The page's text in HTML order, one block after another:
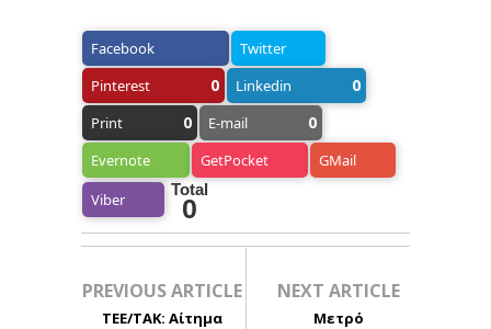
Facebook
Twitter
Pinterest
0 Linkedin 0
Print 0 E-mail 0
Evernote GetPocket GMail
Viber
Total
0
PREVIOUS ARTICLE
ΤΕΕ/ΤΑΚ: Αίτημα
NEXT ARTICLE
Μετρό